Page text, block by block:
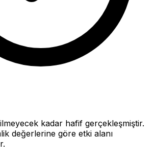
kadar hafif gerçekleşmiştir.
değerlerine göre etki alanı